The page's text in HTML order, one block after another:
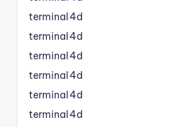
terminal4d
terminal4d
terminal4d
terminal4d
terminal4d
terminal4d